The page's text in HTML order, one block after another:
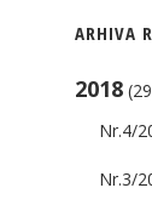
ARHIVA
2018
Nr.4/
Nr.3/